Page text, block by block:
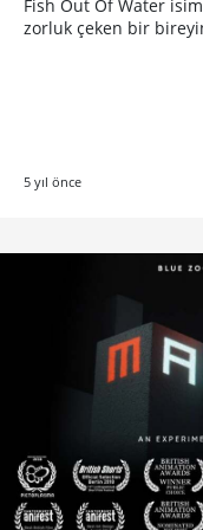
Fish Out Of Water
zorluk çeken bir
5 yıl önce